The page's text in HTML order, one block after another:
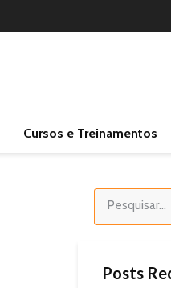
Cursos e Treinamentos
Posts